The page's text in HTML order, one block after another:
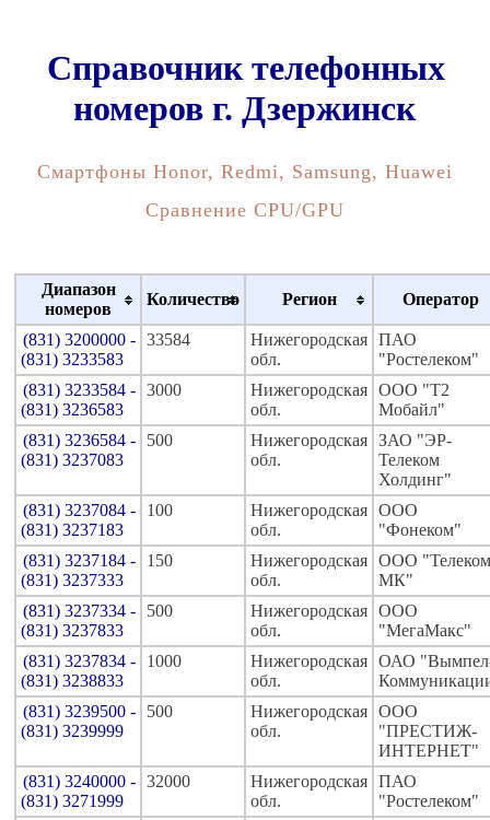
Справочник телефонных
номеров г. Дзержинск
Смартфоны Honor, Redmi, Samsung, Huawei
Сравнение CPU/GPU
Диапазон
номеров
Количество Регион Оператор
(831) 3200000 -
(831) 3233583
33584
Нижегородская
обл.
ПАО
"Ростелеком"
(831) 3233584 -
(831) 3236583
3000
Нижегородская
обл.
ООО "Т2
Мобайл"
(831) 3236584 -
(831) 3237083
500
Нижегородская
обл.
ЗАО "ЭР-
Телеком
Холдинг"
(831) 3237084 -
(831) 3237183
100
Нижегородская
обл.
ООО
"Фонеком"
(831) 3237184 -
(831) 3237333
150
Нижегородская
обл.
ООО
МК"
(831) 3237334 -
(831) 3237833
500
Нижегородская
обл.
ООО
"МегаМакс"
(831) 3237834 -
(831) 3238833
1000
Нижегородская
обл.
ОАО
(831) 3239500 -
(831) 3239999
500
Нижегородская
обл.
ООО
"ПРЕСТИЖ-
ИНТЕРНЕТ"
(831) 3240000 -
(831) 3271999
32000
Нижегородская
обл.
ПАО
"Ростелеком"